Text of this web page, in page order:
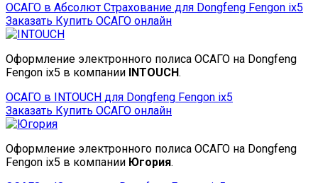
ОСАГО в Абсолют Страхование для Dongfeng Fengon ix5
Заказать Купить ОСАГО онлайн
Оформление электронного полиса ОСАГО на Dongfeng
Fengon ix5 в компании INTOUCH.
ОСАГО в INTOUCH для Dongfeng Fengon ix5
Заказать Купить ОСАГО онлайн
Оформление электронного полиса ОСАГО на Dongfeng
Fengon ix5 в компании Югория.